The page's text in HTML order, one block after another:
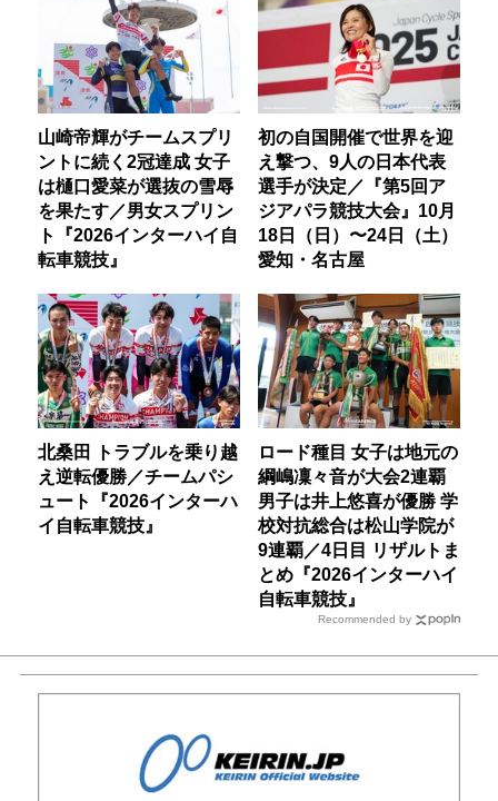
山崎帝輝がチームスプリ
ントに続く2冠達成 女子
は樋口愛菜が選抜の雪辱
を果たす／男女スプリン
ト『2026インターハイ自
転車競技』
初の自国開催で世界を迎
え撃つ、9人の日本代表
選手が決定／『第5回ア
ジアパラ競技大会』10月
18日（日）〜24日（土）
愛知・名古屋
北桑田 トラブルを乗り越
え逆転優勝／チームパシ
ュート『2026インターハ
イ自転車競技』
ロード種目 女子は地元の
綱嶋凜々音が大会2連覇
男子は井上悠喜が優勝 学
校対抗総合は松山学院が
9連覇／4日目 リザルトま
とめ『2026インターハイ
自転車競技』
Recommended by